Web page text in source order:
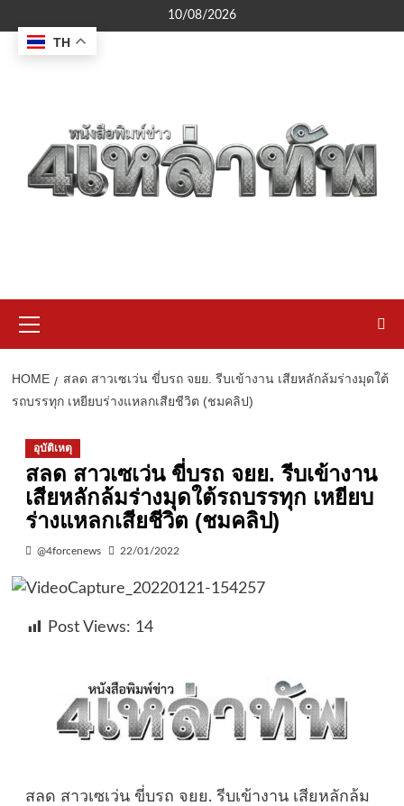
to
content
10/08/2026
Menu
HOME
สลด สาวเซเว่น ขี่บรถ จยย. รีบเข้างาน เสียหลักล้มร่างมุดใต้
รถบรรทุก เหยียบร่างแหลกเสียชีวิต (ชมคลิป)
อุบัติเหตุ
สลด สาวเซเว่น ขี่บรถ จยย. รีบเข้างาน
เสียหลักล้มร่างมุดใต้รถบรรทุก เหยียบ
ร่างแหลกเสียชีวิต (ชมคลิป)
@4forcenews 22/01/2022
Post Views: 14
สลด สาวเซเว่น ขี่บรถ จยย. รีบเข้างาน เสียหลักล้ม
TH